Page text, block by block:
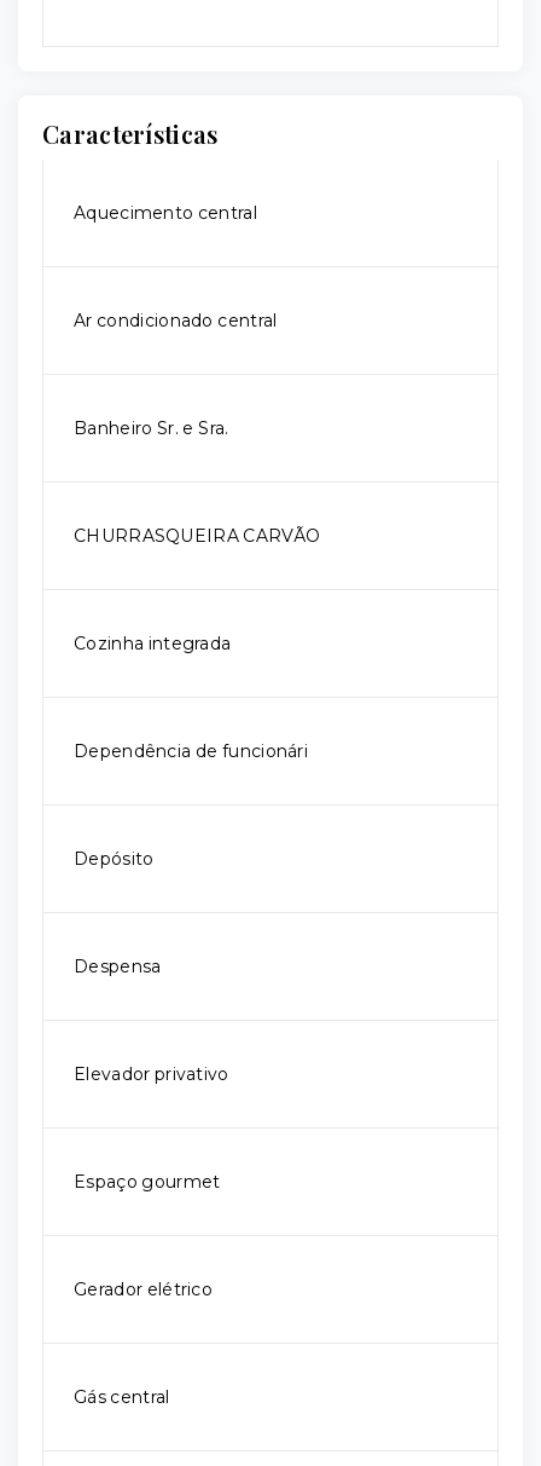
Características
Aquecimento central
Ar condicionado central
Banheiro Sr. e Sra.
CHURRASQUEIRA CARVÃO
Cozinha integrada
Dependência de funcionári
Depósito
Despensa
Elevador privativo
Espaço gourmet
Gerador elétrico
Gás central